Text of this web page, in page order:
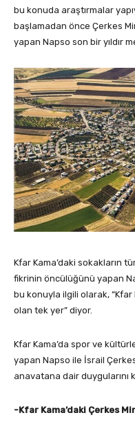
bu konuda araştırmalar
başlamadan önce Çerkes
yapan Napso son bir yıldır
Kfar Kama’daki sokakların
fikrinin öncülüğünü yapan
bu konuyla ilgili olarak, “Kfar
olan tek yer” diyor.
Kfar Kama’da spor ve
yapan Napso ile İsrail
anavatana dair duygularını
-Kfar Kama’daki Çerkes